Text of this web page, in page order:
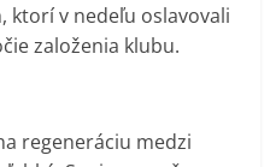
ktorí v nedeľu oslavovali
založenia klubu.
regeneráciu medzi